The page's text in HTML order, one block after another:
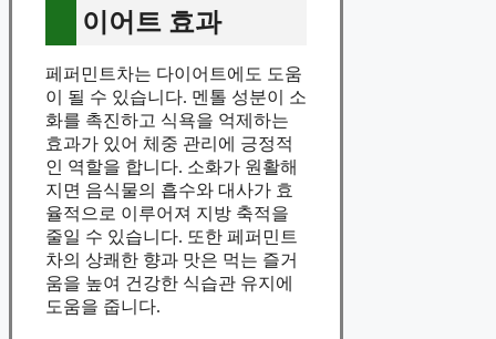
이어트 효과
페퍼민트차는 다이어트에도 도움
이 될 수 있습니다. 멘톨 성분이 소
화를 촉진하고 식욕을 억제하는
효과가 있어 체중 관리에 긍정적
인 역할을 합니다. 소화가 원활해
지면 음식물의 흡수와 대사가 효
율적으로 이루어져 지방 축적을
줄일 수 있습니다. 또한 페퍼민트
차의 상쾌한 향과 맛은 먹는 즐거
움을 높여 건강한 식습관 유지에
도움을 줍니다.